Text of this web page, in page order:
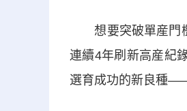
想要突破單産門檻
連續4年刷新高産紀
選育成功的新良種